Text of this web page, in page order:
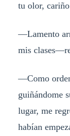
tu olor,
—Lamento
mis
—Como
guiñándome
lugar, me
habían